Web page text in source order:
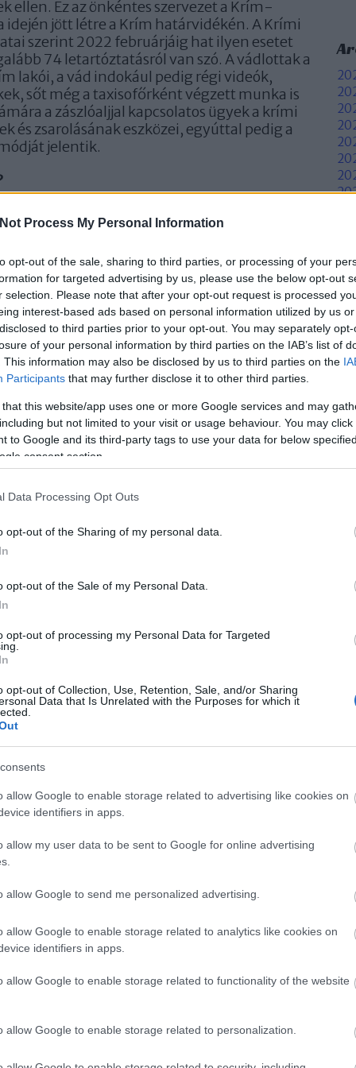
Process My Personal Information
opt-out of the sale, sharing to third parties, or processing of your
for targeted advertising by us, please use the below opt-out
selection. Please note that after your opt-out request is processed
interest-based ads based on personal information utilized by us
to third parties prior to your opt-out. You may separately
of your personal information by third parties on the IAB’s list of
This information may also be disclosed by us to third parties on the
Participants that may further disclose it to other third parties.
that this website/app uses one or more Google services and may
but not limited to your visit or usage behaviour. You may
to Google and its third-party tags to use your data for below
consent section.
Data Processing Opt Outs
opt-out of the Sharing of my personal data.
opt-out of the Sale of my Personal Data.
opt-out of processing my Personal Data for Targeted
opt-out of Collection, Use, Retention, Sale, and/or Sharing
Data that Is Unrelated with the Purposes for which it
allow Google to enable storage related to advertising like cookies on
identifiers in apps.
allow my user data to be sent to Google for online advertising
allow Google to send me personalized advertising.
allow Google to enable storage related to analytics like cookies on
identifiers in apps.
allow Google to enable storage related to functionality of the website
allow Google to enable storage related to personalization.
ellen. Ez az önkéntes szervezet a Krím-
jött létre a Krím határvidékén. A Krími
szerint 2022 februárjáig hat ilyen esetet
74 letartóztatásról van szó. A vádlottak a
lakói, a vád indokául pedig régi videók,
sőt még a taxisofőrként végzett munka is
a zászlóaljjal kapcsolatos ügyek a krími
zsarolásának eszközei, egyúttal pedig a
jelentik.
maszkos és katonai egyenruhát,
jelvényeket viselő emberek törtek
Azovszkoje faluban, mely Genicseszk
levelében Abdurakhmanov azt írta, hogy a
szemeteszsákot húztak a fejére,
vitték. Mindez a felesége és két
épületébe vitték, ahol saját elmondása
gyötörték, azzal fenyegették, hogy
a családját. Később Abdurrahmanovot a
vitték, ahol a kihallgatások
épületébe került. Ott, ahogy állította,
fogva, szinte nem adtak neki enni és
a papírokat, pontosabban a vallomását –
másképp szerepelnek. A hatóságok szerint
saját maga érkezett a „Dzsankoj”
Krímbe. Állítólag csak az ukrán fegyveres
ezért nem engedték be, és őrizetbe vették.
Oroszországi Föderáció Büntető
alapján – ez részvételt jelent egy olyan
állam jogszabályai nem ismernek el
működött.
Abdurrahmanov részt vett a Noman
őrszolgálatot látott el,
tűzifát gyűjtött, és a zászlóalj alapítója, Lenur
volt.
kijevi kerületi bírósága öt év
Vallomásán kívül a vád
előkerült fényképekre és az
támaszkodott.
hasonlító férfi volt látható,
A nyomozás során elismerte, hogy a
Az ítélet kihirdetése után
küldött, amelyben kijelentette, hogy
és nyomásgyakorlás hatására
lett – a csoport egykori tagja, aki a
be az FSZB-n, hogy kilép a
mentesült a büntetőjogi felelősség alól. A
foglyokat támogató, mára illegális projekt
a zászlóaljjal kapcsolatos ügyben is